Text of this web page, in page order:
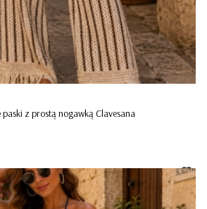
z prostą nogawką Clavesana